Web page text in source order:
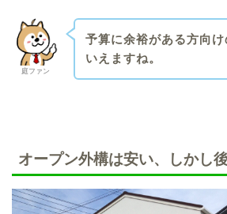
庭ファン
予算に余裕がある方向
いえますね。
オープン外構は安い、しかし